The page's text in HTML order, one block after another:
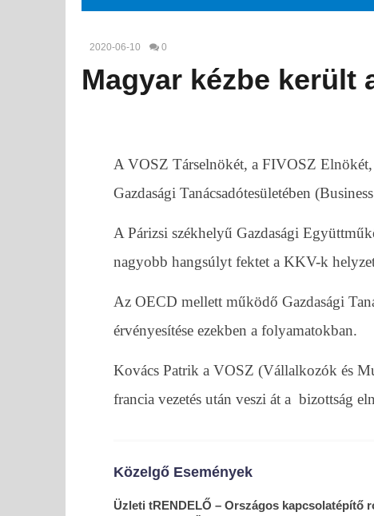
2020-06-10 0
Magyar kézbe került
2020-
A VOSZ Társelnökét, a FIVOSZ
Gazdasági Tanácsadótesületében
A Párizsi székhelyű Gazdasági
nagyobb hangsúlyt fektet a KKV-k
Az OECD mellett működő Gazdasági
érvényesítése ezekben a folyamatokban.
Kovács Patrik a VOSZ (Vállalkozók és
francia vezetés után veszi át a bizottság
Közelgő Események
Üzleti tRENDELŐ – Országos kapcsolatépítő